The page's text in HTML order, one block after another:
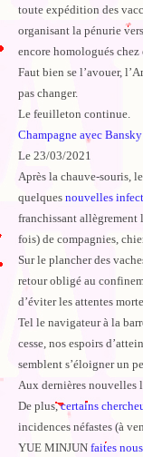
toute expédition des
organisant la pénurie
encore homologués
Faut bien se l’avouer,
pas changer.
Le feuilleton continue.
Champagne avec
Le 23/03/2021
Après la chauve-souris,
quelques nouvelles
franchissant allègrement
fois) de compagnies,
Sur le plancher des
retour obligé au
d’éviter les attentes
Tel le navigateur à la
cesse, nos espoirs
semblent s’éloigner un
Aux dernières nouvelles
De plus,certains
incidences néfastes (à
YUE MINJUN faites